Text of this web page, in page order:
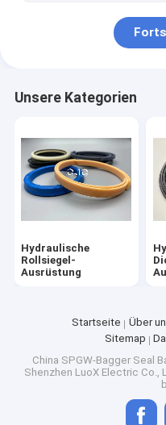
Unsere Kategorien
Hydraulische
Rollsiegel-
Ausrüstung
Startseite Über
Sitemap
China SPGW-Bagger Seal
Shenzhen LuoX Electric Co.,